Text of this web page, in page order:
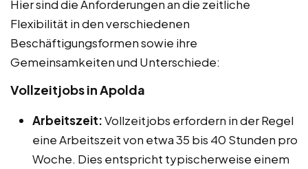
Hier sind die Anforderungen an die zeitliche
Flexibilität in den verschiedenen
Beschäftigungsformen sowie ihre
Gemeinsamkeiten und Unterschiede:
Vollzeitjobs in Apolda
Arbeitszeit:Vollzeitjobs erfordern in der Regel
eine Arbeitszeit von etwa 35 bis 40 Stunden pro
Woche. Dies entspricht typischerweise einem